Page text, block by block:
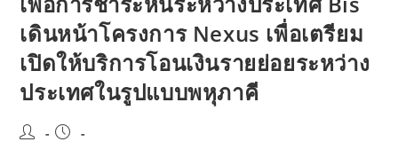
เดินหน้าโครงการ Nexus เพื่อเตรียม
เปิดให้บริการโอนเงินรายย่อยระหว่าง
ประเทศในรูปแบบพหุภาคี
Post
Post